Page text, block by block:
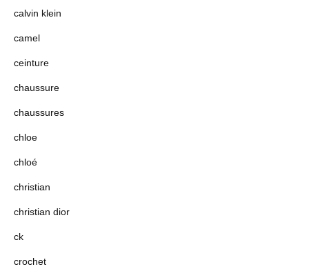
calvin klein
camel
ceinture
chaussure
chaussures
chloe
chloé
christian
christian dior
ck
crochet